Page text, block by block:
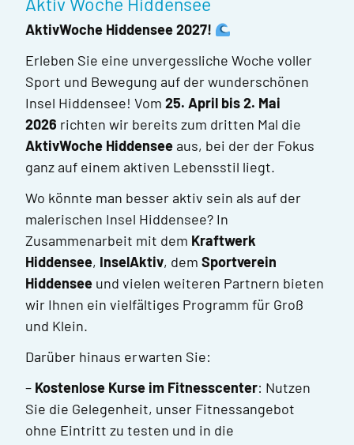
AktivWoche Hiddensee 2027!
Erleben Sie eine unvergessliche Woche voller
Sport und Bewegung auf der wunderschönen
Insel Hiddensee! Vom 25. April bis 2. Mai
2026 richten wir bereits zum dritten Mal die
AktivWoche Hiddenseeaus, bei der der Fokus
ganz auf einem aktiven Lebensstil liegt.
Wo könnte man besser aktiv sein als auf der
malerischen Insel Hiddensee? In
Zusammenarbeit mit dem Kraftwerk
Hiddensee, InselAktiv, dem Sportverein
Hiddensee und vielen weiteren Partnern bieten
wir Ihnen ein vielfältiges Programm für Groß
und Klein.
Darüber hinaus erwarten Sie:
– Kostenlose Kurse im Fitnesscenter: Nutzen
Sie die Gelegenheit, unser Fitnessangebot
ohne Eintritt zu testen und in die